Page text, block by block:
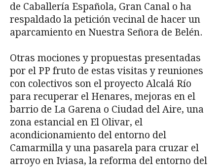
de Caballería Española, Gran Canal o ha
respaldado la petición vecinal de hacer un
aparcamiento en Nuestra Señora de Belén.
Otras mociones y propuestas presentadas
por el PP fruto de estas visitas y reuniones
con colectivos son el proyecto Alcalá Río
para recuperar el Henares, mejoras en el
barrio de La Garena o Ciudad del Aire, una
zona estancial en El Olivar, el
acondicionamiento del entorno del
Camarmilla y una pasarela para cruzar el
arroyo en Iviasa, la reforma del entorno del